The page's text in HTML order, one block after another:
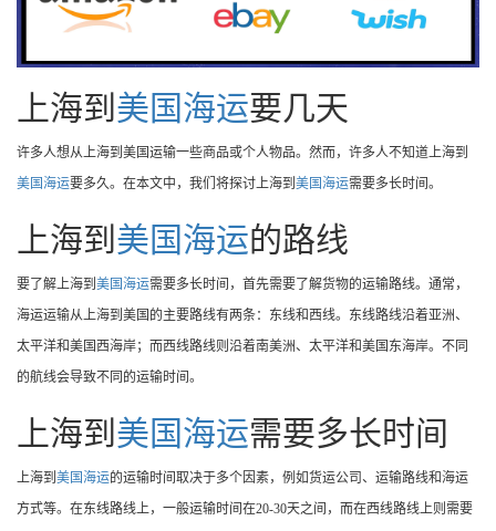
上海到 美国海运要几天
许多人想从上海到美国运输一些商品或个人物品。然而，许多人不知道上海到
美国海运要多久。在本文中，我们将探讨上海到 美国海运需要多长时间。
上海到 美国海运的路线
要了解上海到 美国海运需要多长时间，首先需要了解货物的运输路线。通常，
海运运输从上海到美国的主要路线有两条：东线和西线。东线路线沿着亚洲、
太平洋和美国西海岸；而西线路线则沿着南美洲、太平洋和美国东海岸。不同
的航线会导致不同的运输时间。
上海到 美国海运需要多长时间
上海到 美国海运的运输时间取决于多个因素，例如货运公司、运输路线和海运
方式等。在东线路线上，一般运输时间在20-30天之间，而在西线路线上则需要